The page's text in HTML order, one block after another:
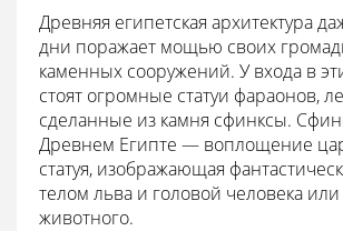
Древняя египетская архитектура
дни поражает мощью своих
каменных сооружений. У входа в
стоят огромные статуи фараонов,
сделанные из камня сфинксы.
Древнем Египте — воплощение
статуя, изображающая
телом льва и головой человека
животного.